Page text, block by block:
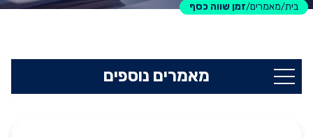
בית/מאמרים/זמן שווה כסף
מאמרים נוספים